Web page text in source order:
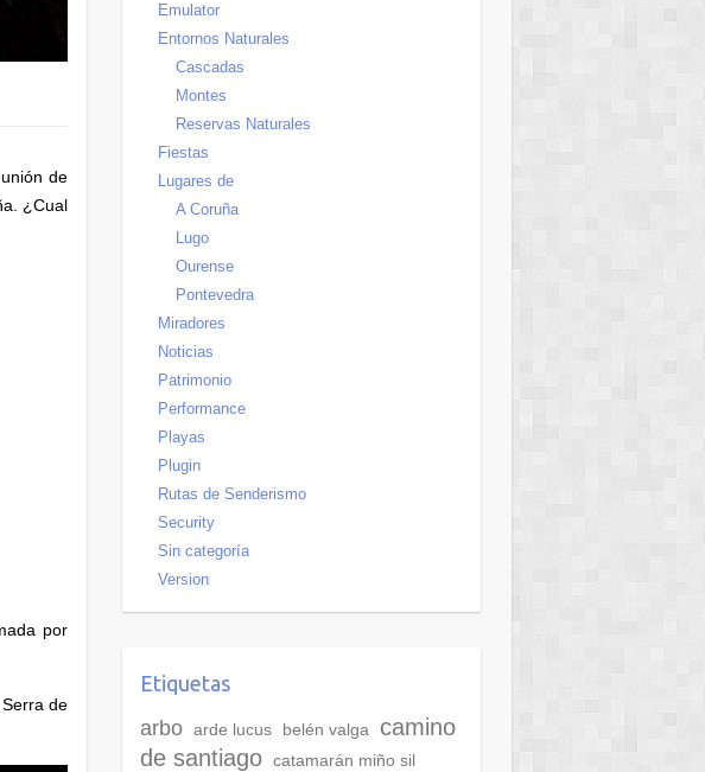
de
¿Cual
por
de
Emulator
Entornos Naturales
Cascadas
Montes
Reservas Naturales
Fiestas
Lugares de
A Coruña
Lugo
Ourense
Pontevedra
Miradores
Noticias
Patrimonio
Performance
Playas
Plugin
Rutas de Senderismo
Security
Sin categoría
Version
Etiquetas
arbo arde lucus belén valga
camino
de santiago catamarán miño sil